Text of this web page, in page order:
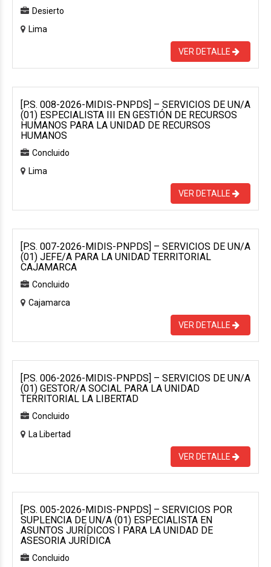
Desierto
Lima
VER DETALLE
[P.S. 008-2026-MIDIS-PNPDS] – SERVICIOS DE UN/A
(01) ESPECIALISTA III EN GESTIÓN DE RECURSOS
HUMANOS PARA LA UNIDAD DE RECURSOS
HUMANOS
Concluido
Lima
VER DETALLE
[P.S. 007-2026-MIDIS-PNPDS] – SERVICIOS DE UN/A
(01) JEFE/A PARA LA UNIDAD TERRITORIAL
CAJAMARCA
Concluido
Cajamarca
VER DETALLE
[P.S. 006-2026-MIDIS-PNPDS] – SERVICIOS DE UN/A
(01) GESTOR/A SOCIAL PARA LA UNIDAD
TERRITORIAL LA LIBERTAD
Concluido
La Libertad
VER DETALLE
[P.S. 005-2026-MIDIS-PNPDS] – SERVICIOS POR
SUPLENCIA DE UN/A (01) ESPECIALISTA EN
ASUNTOS JURÍDICOS I PARA LA UNIDAD DE
ASESORIA JURÍDICA
Concluido